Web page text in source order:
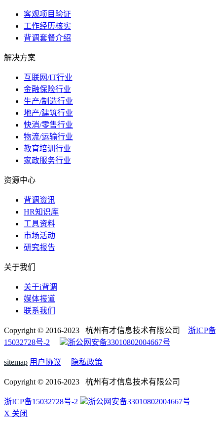
客观项目验证
工作经历核实
背调套餐介绍
解决方案
互联网/IT行业
金融保险行业
生产/制造行业
地产/建筑行业
快消/零售行业
物流/运输行业
教育培训行业
家政服务行业
资源中心
背调资讯
HR知识库
工具资料
市场活动
研究报告
关于我们
关于i背调
媒体报道
联系我们
Copyright © 2016-2023 杭州有才信息技术有限公司 浙ICP备
15032728号-2
浙公网安备33010802004667号
sitemap 用户协议 隐私政策
Copyright © 2016-2023 杭州有才信息技术有限公司
浙ICP备15032728号-2
浙公网安备33010802004667号
X 关闭